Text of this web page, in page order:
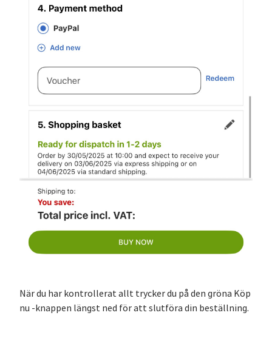
När du har kontrollerat allt trycker du på den gröna Köp
nu -knappen längst ned för att slutföra din beställning.